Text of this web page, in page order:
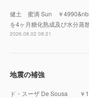
健土 蜜滴 Sun ￥
を4ヶ月糖化熟成及び水分蒸
2026.08.02 08:21
地震の補強
ド・スーザ De Sousa ￥